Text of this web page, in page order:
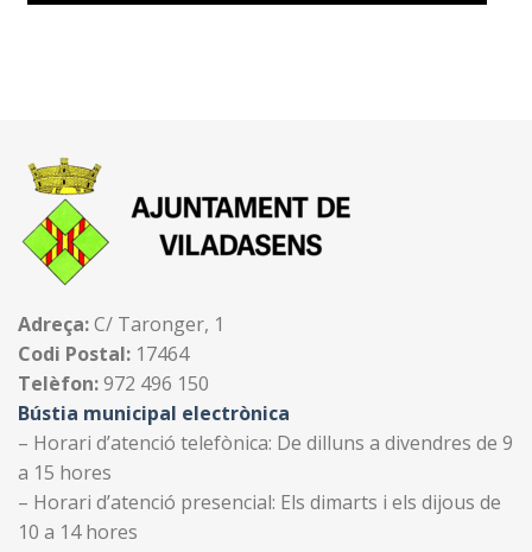
Adreça:C/ Taronger, 1
Codi Postal: 17464
Telèfon:972 496 150
Bústia municipal electrònica
– Horari d’atenció telefònica: De dilluns a divendres de 9
a 15 hores
– Horari d’atenció presencial: Els dimarts i els dijous de
10 a 14 hores